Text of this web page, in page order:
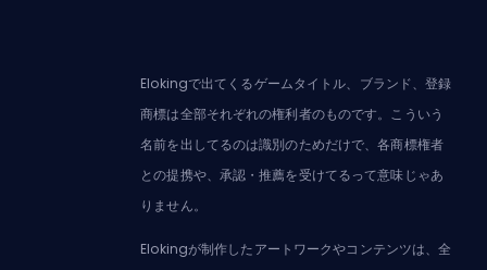
Elokingで出てくるゲームタイトル、ブランド、登録
商標は全部それぞれの権利者のものです。こういう
名前を出してるのは識別のためだけで、各商標権者
との提携や、承認・推薦を受けてるって意味じゃあ
りません。
Elokingが制作したアートワークやコンテンツは、全